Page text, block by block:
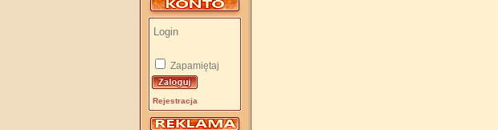
Zapamiętaj
Rejestracja